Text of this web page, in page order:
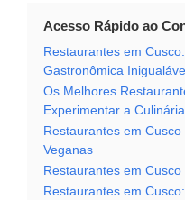
Acesso Rápido ao
Restaurantes em
Gastronômica Inigualável
Os Melhores
Experimentar a
Restaurantes em
Veganas
Restaurantes em
Restaurantes em